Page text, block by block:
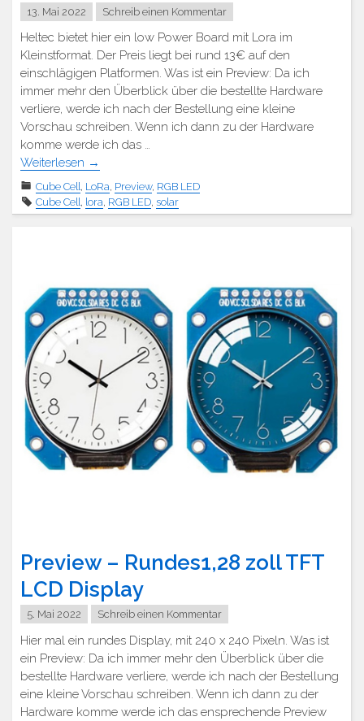
13. Mai 2022 Schreib einen Kommentar
Heltec bietet hier ein low Power Board mit Lora im
Kleinstformat. Der Preis liegt bei rund 13€ auf den
einschlägigen Platformen. Was ist ein Preview: Da ich
immer mehr den Überblick über die bestellte Hardware
verliere, werde ich nach der Bestellung eine kleine
Vorschau schreiben. Wenn ich dann zu der Hardware
komme werde ich das …
Weiterlesen →
Cube Cell LoRa Preview, RGB LED
Cube Cell lora RGB LED solar
Preview – Rundes1,28 zoll TFT
LCD Display
5. Mai 2022 Schreib einen Kommentar
Hier mal ein rundes Display, mit 240 x 240 Pixeln. Was ist
ein Preview: Da ich immer mehr den Überblick über die
bestellte Hardware verliere, werde ich nach der Bestellung
eine kleine Vorschau schreiben. Wenn ich dann zu der
Hardware komme werde ich das ensprechende Preview